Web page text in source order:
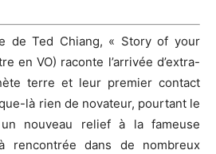
de Ted Chiang, « Story of your
en VO) raconte l’arrivée d’extra-
terre et leur premier contact
là rien de novateur, pourtant le
nouveau relief à la fameuse
rencontrée dans de nombreux